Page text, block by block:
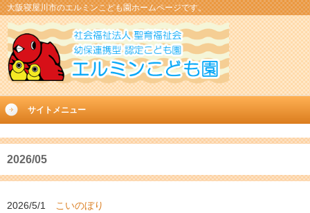
大阪寝屋川市のエルミンこども園ホームページです。
サイトメニュー
2026/05
2026/5/1 こいのぼり